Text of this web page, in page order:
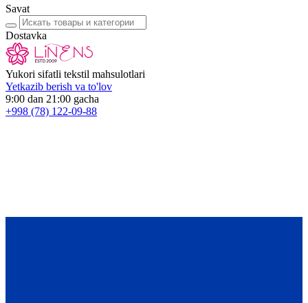
Savat
Dostavka
Yukori sifatli tekstil mahsulotlari
Yetkazib berish va to'lov
9:00 dan 21:00 gacha
+998 (78) 122-09-88